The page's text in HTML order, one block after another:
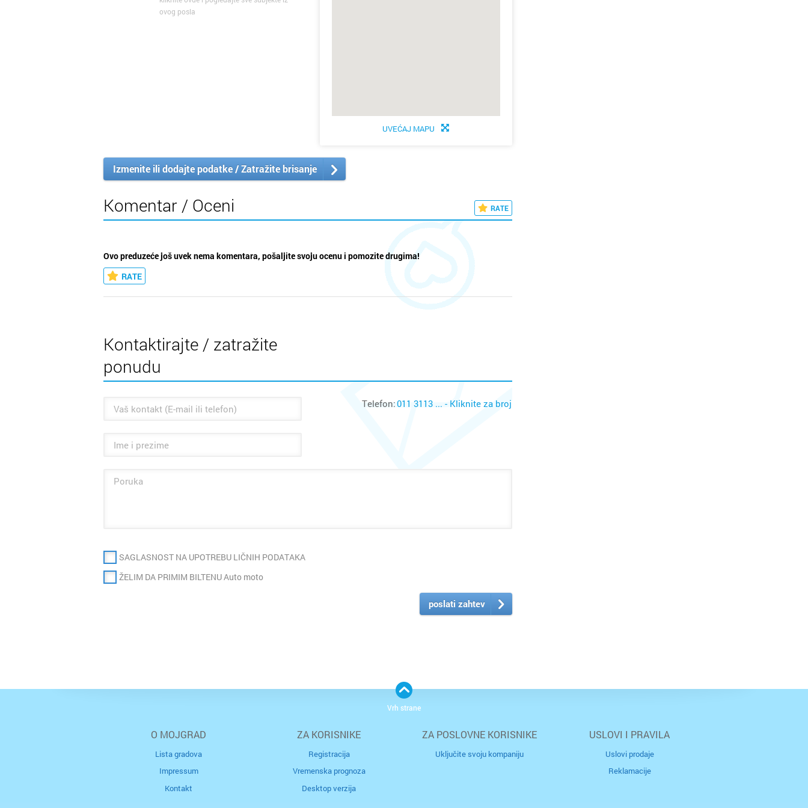
ovog posla
UVEĆAJ MAPU
Izmenite ili dodajte podatke / Zatražite brisanje
Komentar / Oceni RATE
Ovo preduzeće još uvek nema komentara, pošaljite svoju ocenu i pomozite drugima!
RATE
Kontaktirajte / zatražite
ponudu
Telefon:011 3113 ... - Kliknite za broj
SAGLASNOST NA UPOTREBU LIČNIH PODATAKA
ŽELIM DA PRIMIM BILTENU Auto moto
poslati zahtev
O MOJGRAD
Lista gradova
Impressum
Kontakt
ZA KORISNIKE
Registracija
Vremenska prognoza
Desktop verzija
ZA POSLOVNE KORISNIKE
Uključite svoju kompaniju
USLOVI I PRAVILA
Uslovi prodaje
Reklamacije
Vrh strane